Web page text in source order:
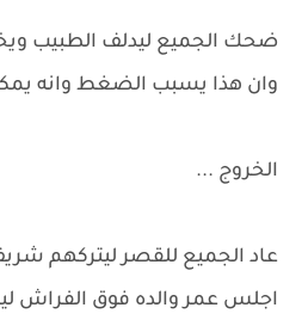
ضحك الجميع ليدلف الطبيب
وان هذا يسبب الضغط وانه
الخروج ...
عاد الجميع للقصر ليتركهم
اجلس عمر والده فوق الفراش